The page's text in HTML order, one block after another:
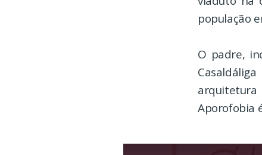
população
O padre,
arquitetura
Aporofobia